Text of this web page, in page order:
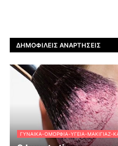
ΔΗΜΟΦΙΛΕΊΣ ΑΝΑΡΤΉΣΕΙΣ
ΓΥΝΑΊΚΑ-ΟΜΟΡΦΙΆ-ΥΓΕΊΑ-ΜΑΚΙΓΙΆΖ-